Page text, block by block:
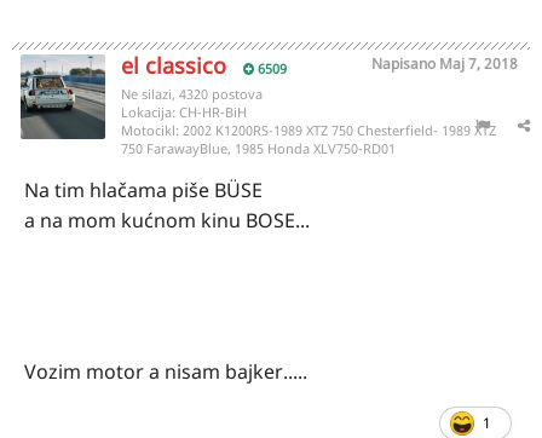
el classico 6509 Napisano Maj 7, 2018
Ne silazi, 4320 postova
Lokacija: CH-HR-BiH
Motocikl: 2002 K1200RS-1989 XTZ 750 Chesterfield- 1989 XTZ
750 FarawayBlue, 1985 Honda XLV750-RD01
Na tim hlačama piše BÜSE
a na mom kućnom kinu BOSE...
Vozim motor a nisam bajker.....
1